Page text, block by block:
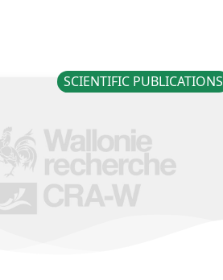
SCIENTIFIC PUBLICATIONS